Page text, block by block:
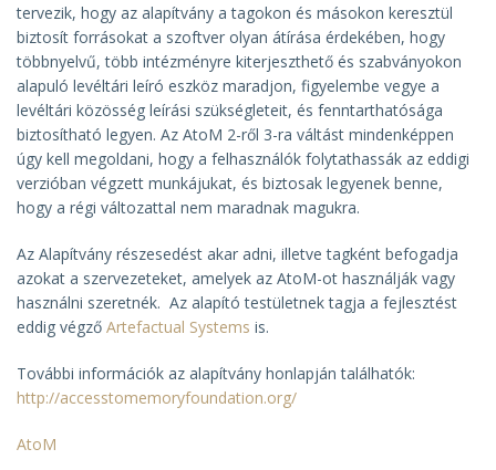
tervezik, hogy az alapítvány a tagokon és másokon keresztül
biztosít forrásokat a szoftver olyan átírása érdekében, hogy
többnyelvű, több intézményre kiterjeszthető és szabványokon
alapuló levéltári leíró eszköz maradjon, figyelembe vegye a
levéltári közösség leírási szükségleteit, és fenntarthatósága
biztosítható legyen. Az AtoM 2-ről 3-ra váltást mindenképpen
úgy kell megoldani, hogy a felhasználók folytathassák az eddigi
verzióban végzett munkájukat, és biztosak legyenek benne,
hogy a régi változattal nem maradnak magukra.
Az Alapítvány részesedést akar adni, illetve tagként befogadja
azokat a szervezeteket, amelyek az AtoM-ot használják vagy
használni szeretnék. Az alapító testületnek tagja a fejlesztést
eddig végző Artefactual Systems is.
További információk az alapítvány honlapján találhatók:
http://accesstomemoryfoundation.org/
AtoM